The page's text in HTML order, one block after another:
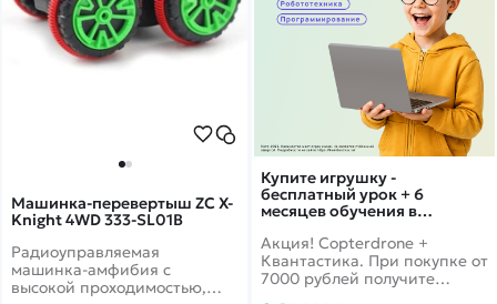
Купите игрушку -
бесплатный урок + 6
месяцев обучения в
Акция! Copterdrone +
Квантастика. При покупке от
7000 рублей получите
Машинка-перевертыш ZC X-
Knight 4WD 333-SL01B
Радиоуправляемая
машинка-амфибия с
высокой проходимостью,